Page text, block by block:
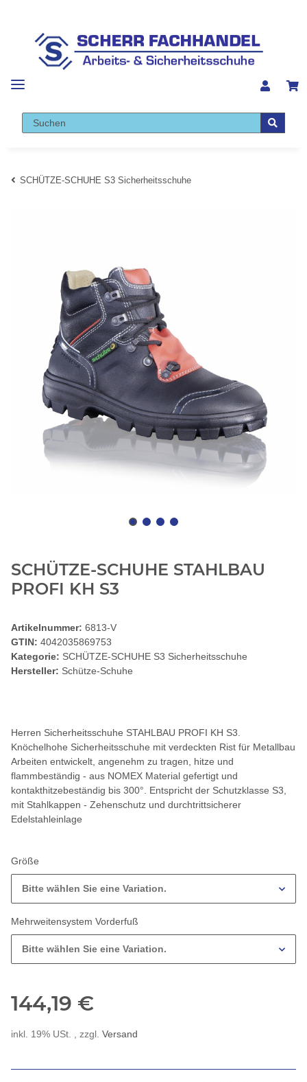
SCHÜTZE-SCHUHE S3 Sicherheitsschuhe
SCHÜTZE-SCHUHE STAHLBAU
PROFI KH S3
Artikelnummer: 6813-V
GTIN: 4042035869753
Kategorie: SCHÜTZE-SCHUHE S3 Sicherheitsschuhe
Hersteller: Schütze-Schuhe
Herren Sicherheitsschuhe STAHLBAU PROFI KH S3.
Knöchelhohe Sicherheitsschuhe mit verdeckten Rist für Metallbau
Arbeiten entwickelt, angenehm zu tragen, hitze und
flammbeständig - aus NOMEX Material gefertigt und
kontakthitzebeständig bis 300°. Entspricht der Schutzklasse S3,
mit Stahlkappen - Zehenschutz und durchtrittsicherer
Edelstahleinlage
Größe
Bitte wählen Sie eine Variation.
Mehrweitensystem Vorderfuß
Bitte wählen Sie eine Variation.
144,19 €
inkl. 19% USt. , zzgl. Versand